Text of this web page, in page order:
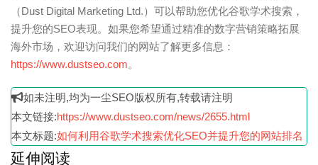
（Dust Digital Marketing Ltd.）可以帮助您优化谷歌学术搜索，
提升您的SEO表现。如果您希望通过精准的数字营销策略拓展
海外市场，欢迎访问我们的网站了解更多信息：
https://www.dustseo.com。
如未注明,均为一尘SEO版权所有,转载请注明
本文链接:https://www.dustseo.com/news/2655.html
本文标题:如何利用谷歌学术搜索优化SEO并提升您的网站排名
延伸阅读